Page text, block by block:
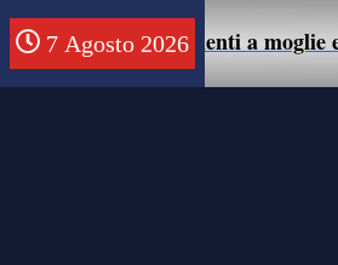
7 Agosto 2026
di maltrattamenti a moglie e